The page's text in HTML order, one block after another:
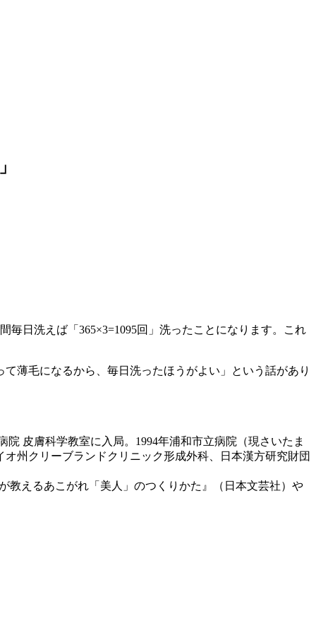
日洗えば「365×3=1095回」洗ったことになります。これ
薄毛になるから、毎日洗ったほうがよい」という話があり
皮膚科学教室に入局。1994年浦和市立病院（現さいたま
州クリーブランドクリニック形成外科、日本漢方研究財団
教えるあこがれ「美人」のつくりかた』（日本文芸社）や